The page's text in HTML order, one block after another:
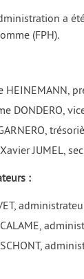
a
(FPH).
HEINEMANN,
DONDERO,
JUMEL,
: